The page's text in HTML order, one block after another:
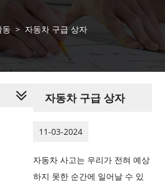
동 > 자동차 구급 상자
자동차 구급 상자
11-03-2024
자동차 사고는 우리가 전혀 예상
하지 못한 순간에 일어날 수 있